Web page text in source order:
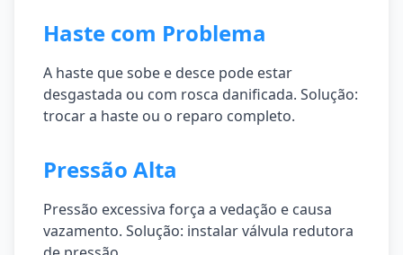
Haste com Problema
A haste que sobe e desce pode estar
desgastada ou com rosca danificada. Solução:
trocar a haste ou o reparo completo.
Pressão Alta
Pressão excessiva força a vedação e causa
vazamento. Solução: instalar válvula redutora